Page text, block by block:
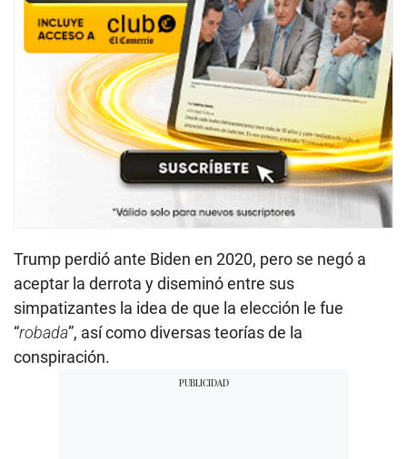
Trump perdió ante Biden en 2020, pero se negó a
aceptar la derrota y diseminó entre sus
simpatizantes la idea de que la elección le fue
“robada”, así como diversas teorías de la
conspiración.